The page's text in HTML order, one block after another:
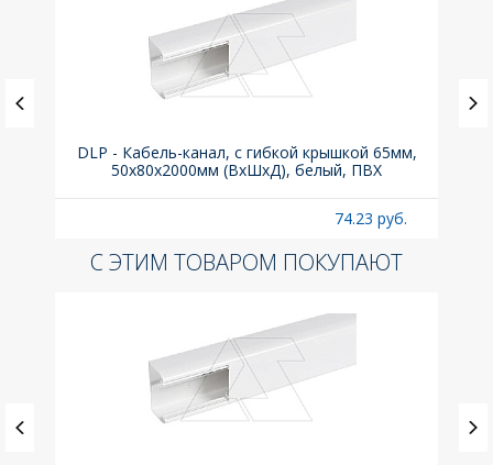
DLP - Кабель-канал, с гибкой крышкой 65мм,
50x80х2000мм (ВхШхД), белый, ПВХ
74.23 руб.
С ЭТИМ ТОВАРОМ ПОКУПАЮТ